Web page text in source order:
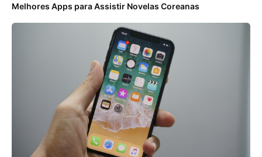
Melhores Apps para Assistir Novelas Coreanas